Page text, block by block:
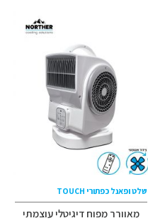
שלט ופאנל כפתורי TOUCH
מאוורר מפוח דיגיטלי עוצמתי